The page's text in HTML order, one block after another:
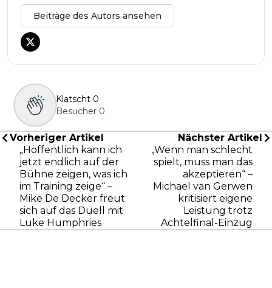
Beiträge des Autors ansehen
Klatscht 0
Besucher 0
Vorheriger Artikel
„Hoffentlich kann ich
jetzt endlich auf der
Bühne zeigen, was ich
im Training zeige“ –
Mike De Decker freut
sich auf das Duell mit
Luke Humphries
Nächster Artikel
„Wenn man schlecht
spielt, muss man das
akzeptieren“ –
Michael van Gerwen
kritisiert eigene
Leistung trotz
Achtelfinal-Einzug